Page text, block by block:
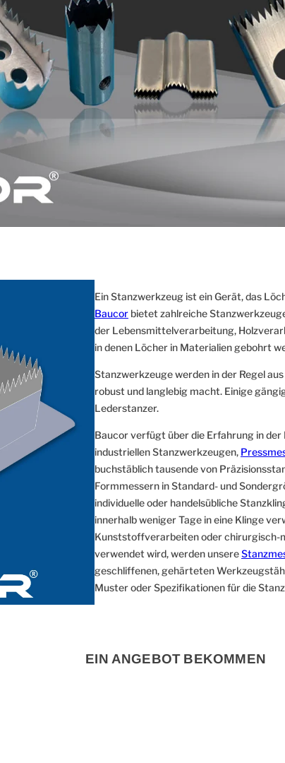
Ein Stanzwerkzeug ist ein Gerät, das
Baucor bietet zahlreiche
der Lebensmittelverarbeitung,
in denen Löcher in Materialien gebohrt
Stanzwerkzeuge werden in der Regel
robust und langlebig macht. Einige
Lederstanzer.
Baucor verfügt über die Erfahrung in
industriellen Stanzwerkzeugen,
buchstäblich tausende von
Formmessern in Standard- und
individuelle oder handelsübliche
innerhalb weniger Tage in eine Klinge
Kunststoffverarbeiten oder chirurgisch-
verwendet wird, werden unsere
geschliffenen, gehärteten
Muster oder Spezifikationen für die
EIN ANGEBOT BEKOMMEN